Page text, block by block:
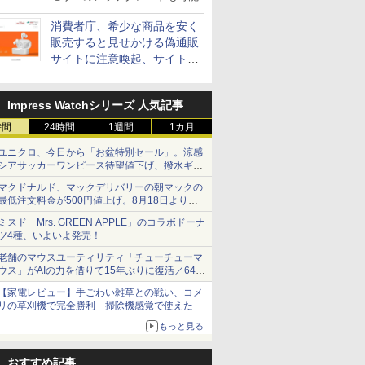
消費者庁、希少な商品を安く
販売すると見せかける偽通販
サイトに注意喚起、サイト名
Impress Watchシリーズ 人気記事
24時間 1週間 1カ月
ニクロ、今日から「お盆特別セール」。涼感
アサッカーワンピース待望値下げ、撥水ギア
ョーツは1990円に
クドナルド、マックデリバリーの朝マックの
低注文料金が500円値上げ。8月18日より
円から受付
スド「Mrs. GREEN APPLE」のコラボドーナ
4種、いよいよ発売！
舗のマウスユーティリティ「チューチューマ
ス」がAIの力を借りて15年ぶりに復活／64bit
、Windows 10/11、「Chrome」も走り回
。復活記念で2026年末まで500円
家電レビュー】手ごわい雑草との戦い、コメ
の草刈機で完全勝利 掃除機感覚で使えた
もっと見る